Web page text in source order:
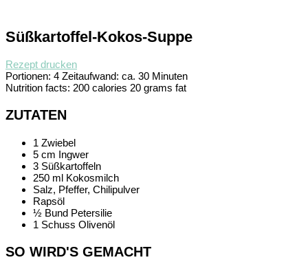
Süßkartoffel-Kokos-Suppe
Rezept drucken
Portionen: 4 Zeitaufwand: ca. 30 Minuten
Nutrition facts: 200 calories 20 grams fat
ZUTATEN
1 Zwiebel
5 cm Ingwer
3 Süßkartoffeln
250 ml Kokosmilch
Salz, Pfeffer, Chilipulver
Rapsöl
½ Bund Petersilie
1 Schuss Olivenöl
SO WIRD'S GEMACHT